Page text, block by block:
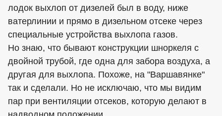
лодок выхлоп от дизелей был в воду, ниже
ватерлинии и прямо в дизельном отсеке через
специальные устройства выхлопа газов.
Но знаю, что бывают конструкции шноркеля с
двойной трубой, где одна для забора воздуха, а
другая для выхлопа. Похоже, на "Варшавянке"
так и сделали. Но не исключаю, что мы видим
пар при вентиляции отсеков, которую делают в